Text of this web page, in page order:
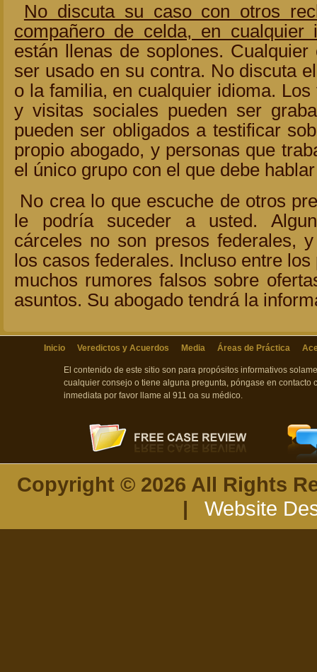
No discuta su caso con otros
compañero de celda, en cualquier
están llenas de soplones.
ser usado en su contra. No discuta
o la familia, en cualquier idioma.
y visitas sociales pueden ser
pueden ser obligados a testificar
propio abogado, y personas que
el único grupo con el que debe
No crea lo que escuche de otros
le podría suceder a usted.
cárceles no son presos federales,
los casos federales. Incluso entre
muchos rumores falsos sobre
asuntos. Su abogado tendrá la
Inicio Veredictos y Acuerdos Media Áreas de Práctica
El contenido de este sitio son para propósitos informativos
cualquier consejo o tiene alguna pregunta, póngase en
inmediata por favor llame al 911 oa su médico.
Copyright © 2026 All Rights
|
Website